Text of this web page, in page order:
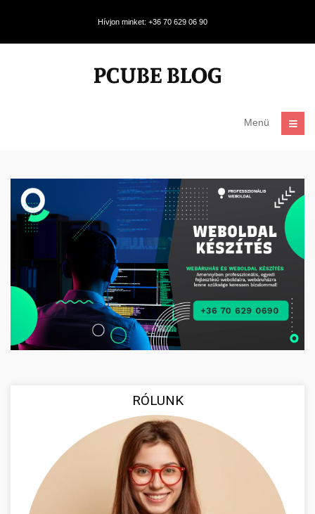
Hívjon minket: +36 70 629 06 90
Menü
RÓLUNK